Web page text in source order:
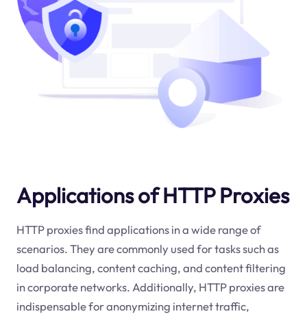
Applications of HTTP Proxies
HTTP proxies find applications in a wide range of
scenarios. They are commonly used for tasks such as
load balancing, content caching, and content filtering
in corporate networks. Additionally, HTTP proxies are
indispensable for anonymizing internet traffic,